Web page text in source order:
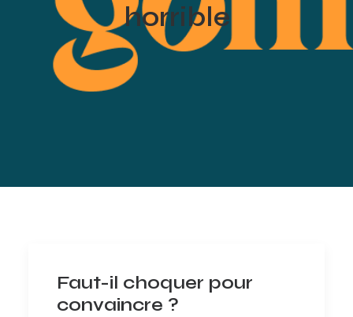
horrible
Faut-il choquer pour
convaincre ?